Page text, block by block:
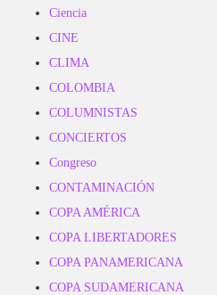
Ciencia
CINE
CLIMA
COLOMBIA
COLUMNISTAS
CONCIERTOS
Congreso
CONTAMINACIÓN
COPA AMÉRICA
COPA LIBERTADORES
COPA PANAMERICANA
COPA SUDAMERICANA